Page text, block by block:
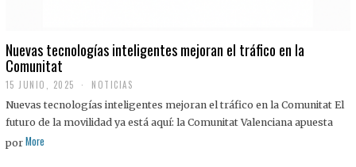
Nuevas tecnologías inteligentes mejoran el tráfico en la
Comunitat
15 JUNIO, 2025 NOTICIAS
Nuevas tecnologías inteligentes mejoran el tráfico en la Comunitat El
futuro de la movilidad ya está aquí: la Comunitat Valenciana apuesta
por More